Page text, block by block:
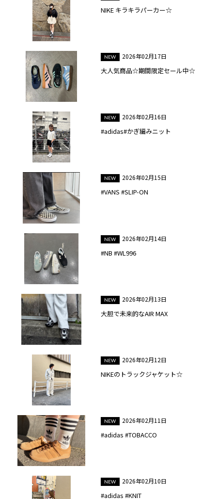
NIKE キラキラパーカー☆
2026年02月17日
大人気商品☆期間限定セール中☆
2026年02月16日
#adidas#かぎ編みニット
2026年02月15日
#VANS #SLIP-ON
2026年02月14日
#NB #WL996
2026年02月13日
大胆で未来的なAIR MAX
2026年02月12日
NIKEのトラックジャケット☆
2026年02月11日
#adidas #TOBACCO
2026年02月10日
#adidas #KNIT